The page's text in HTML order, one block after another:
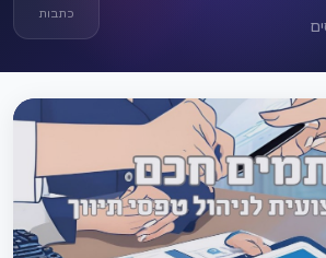
כתבות